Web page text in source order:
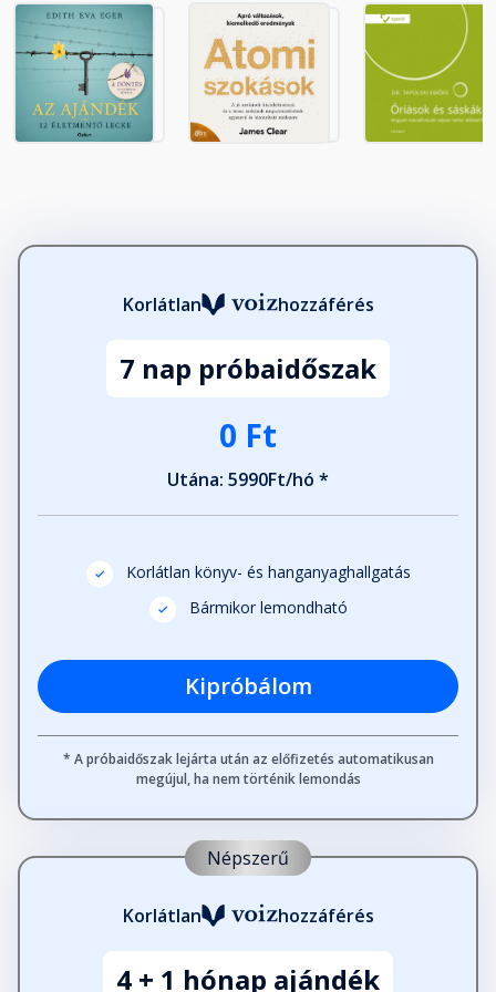
Az időbeosztás fontossága
Fejezet hossza: 00:05:11
Egyszerre egy nagy projektre
Az energiád növelése
leküzdése
Fejezet hossza: 00:00:53
következő nagy dolgot?
A "csillogótárgy-szindróma"
Az információ értékének felmérése
Fejezet hossza: 00:12:33
Hogyn válaszd ki a számodra
megfelelő terméket?
Fejezet hossza: 00:18:58
Hogyan mérd fel egy termék
Korlátlan hozzáférés
7 nap próbaidőszak
0 Ft
Utána: 5990Ft/hó *
Korlátlan könyv- és hanganyaghallgatás
Bármikor lemondható
Kipróbálom
* A próbaidőszak lejárta után az előfizetés automatikusan
megújul, ha nem történik lemondás
Népszerű
Korlátlan hozzáférés
4 + 1 hónap ajándék